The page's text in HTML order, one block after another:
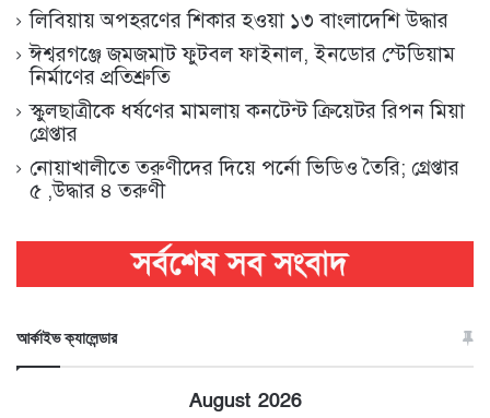
লিবিয়ায় অপহরণের শিকার হওয়া ১৩ বাংলাদেশি উদ্ধার
ঈশ্বরগঞ্জে জমজমাট ফুটবল ফাইনাল, ইনডোর স্টেডিয়াম
নির্মাণের প্রতিশ্রুতি
স্কুলছাত্রীকে ধর্ষণের মামলায় কনটেন্ট ক্রিয়েটর রিপন মিয়া
গ্রেপ্তার
নোয়াখালীতে তরুণীদের দিয়ে পর্নো ভিডিও তৈরি; গ্রেপ্তার
৫ ,উদ্ধার ৪ তরুণী
আর্কাইভ ক্যালেন্ডার
August 2026